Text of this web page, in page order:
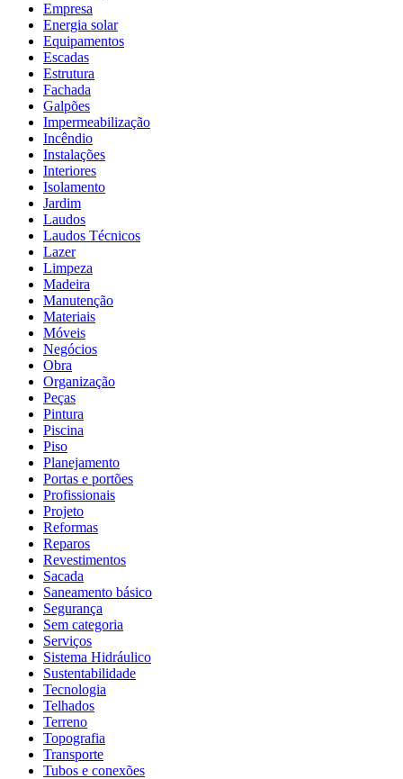
Empresa
Energia solar
Equipamentos
Escadas
Estrutura
Fachada
Galpões
Impermeabilização
Incêndio
Instalações
Interiores
Isolamento
Jardim
Laudos
Laudos Técnicos
Lazer
Limpeza
Madeira
Manutenção
Materiais
Móveis
Negócios
Obra
Organização
Peças
Pintura
Piscina
Piso
Planejamento
Portas e portões
Profissionais
Projeto
Reformas
Reparos
Revestimentos
Sacada
Saneamento básico
Segurança
Sem categoria
Serviços
Sistema Hidráulico
Sustentabilidade
Tecnologia
Telhados
Terreno
Topografia
Transporte
Tubos e conexões